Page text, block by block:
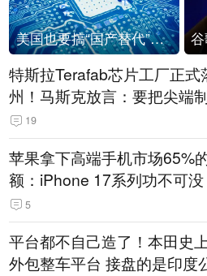
美国也要搞“国产替代”？先算清三笔账
特斯拉Terafab芯片工厂正式
州！马斯克放言：要把尖端
回美国
19
苹果拿下高端手机市场65%
额：iPhone 17系列功不可没
5
平台都不自己造了！本田史
外包整车平台 接盘的是印度